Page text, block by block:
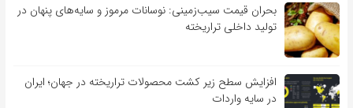
بحران قیمت سیب‌زمینی: نوسانات مرموز و سایه‌های پنهان در
تولید داخلی تراریخته
افزایش سطح زیر کشت محصولات تراریخته در جهان؛ ایران
در سایه واردات